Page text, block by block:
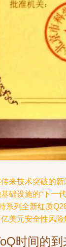
来技术突破的
础设施的“下一
系列全新红质
美元安全性风险
时间的到